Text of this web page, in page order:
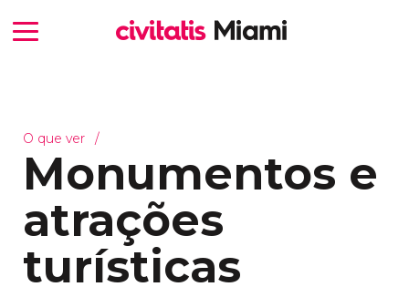
O que ver
Monumentos e
atrações
turísticas